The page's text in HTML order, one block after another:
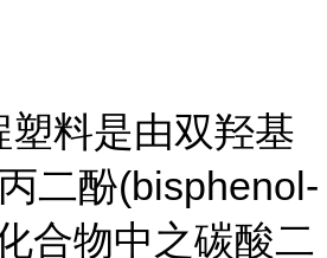
是由双羟基
二酚(bisphenol-
合物中之碳酸二